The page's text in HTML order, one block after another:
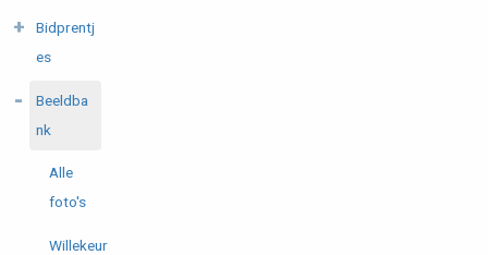
Bidprentj
es
Beeldba
nk
Alle
foto's
Willekeur